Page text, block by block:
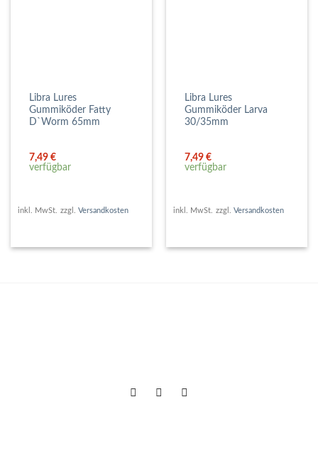
Libra Lures
Gummiköder Fatty
D`Worm 65mm
7,49€
verfügbar
inkl. MwSt. zzgl. Versandkosten
Libra Lures
Gummiköder Larva
30/35mm
7,49€
verfügbar
inkl. MwSt. zzgl. Versandkosten